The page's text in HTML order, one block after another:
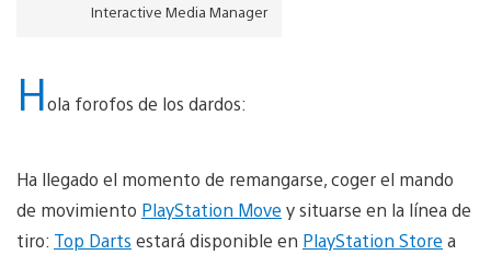
Interactive Media Manager
Hola forofos de los dardos:
Ha llegado el momento de remangarse, coger el mando
de movimiento PlayStation Move y situarse en la línea de
tiro: Top Darts estará disponible en PlayStation Store a